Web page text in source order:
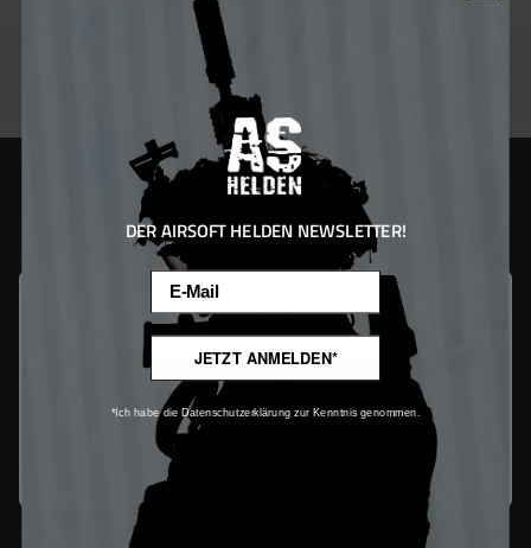
Diese Website verwendet Cookies, um eine bestmögliche Erfahrung
bieten zu können.Mehr Informationen ...
Nur technisch notwendige
DER AIRSOFT HELDEN NEWSLETTER!
JETZT ANMELDEN*
*Ich habe die Datenschutzerklärung zur Kenntnis genommen.